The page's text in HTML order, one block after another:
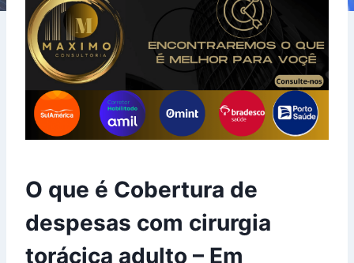
O que é Cobertura de
despesas com cirurgia
torácica adulto – Em